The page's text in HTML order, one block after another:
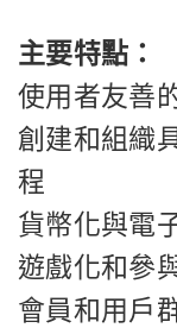
主要特點：
使用者友善
創建和組織
程
貨幣化與電
遊戲化和參
會員和用戶